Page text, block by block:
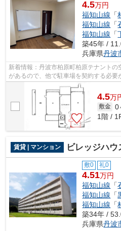
4.5万円
福知山線 「
福知山線 「
福知山線 「
築45年 /
兵庫県丹波
新着情報：丹波市柏原町柏原テナントの
があるので、他で駐車場を契約する必
ので、初期費用節約につながります。...
4.5万
敷金 0
1階 /
賃貸 | マンション ビレッジハ
敷0 礼0
4.51万円
福知山線 「
福知山線 「
福知山線 「
築34年 /
兵庫県丹波